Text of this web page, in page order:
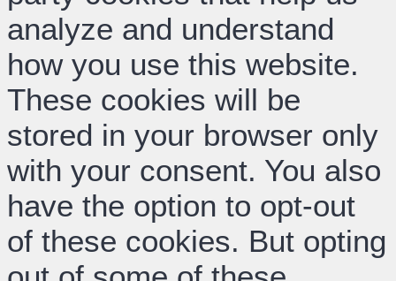
analyze and understand
how you use this website.
These cookies will be
stored in your browser only
with your consent. You also
have the option to opt-out
of these cookies. But opting